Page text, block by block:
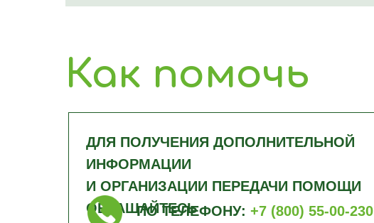
Как помочь
ДЛЯ ПОЛУЧЕНИЯ ДОПОЛНИТЕЛЬНОЙ
ИНФОРМАЦИИ
И ОРГАНИЗАЦИИ ПЕРЕДАЧИ ПОМОЩИ
ОБРАЩАЙТЕСЬ
ПО ТЕЛЕФОНУ: +7 (800) 55-00-230